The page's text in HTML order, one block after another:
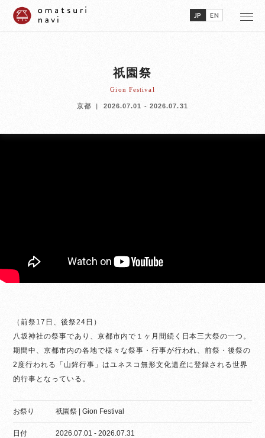
JP EN
祇園祭
Gion Festival
京都 2026.07.01 - 2026.07.31
（前祭17日、後祭24日）
八坂神社の祭事であり、京都市内で１ヶ月間続く日本三大祭の一つ。
期間中、京都市内の各地で様々な祭事・行事が行われ、前祭・後祭の
2度行われる「山鉾行事」はユネスコ無形文化遺産に登録される世界
的行事となっている。
お祭り 祇園祭 | Gion Festival
日付 2026.07.01 - 2026.07.31